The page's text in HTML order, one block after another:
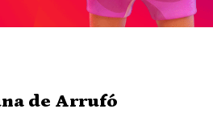
de Arrufó